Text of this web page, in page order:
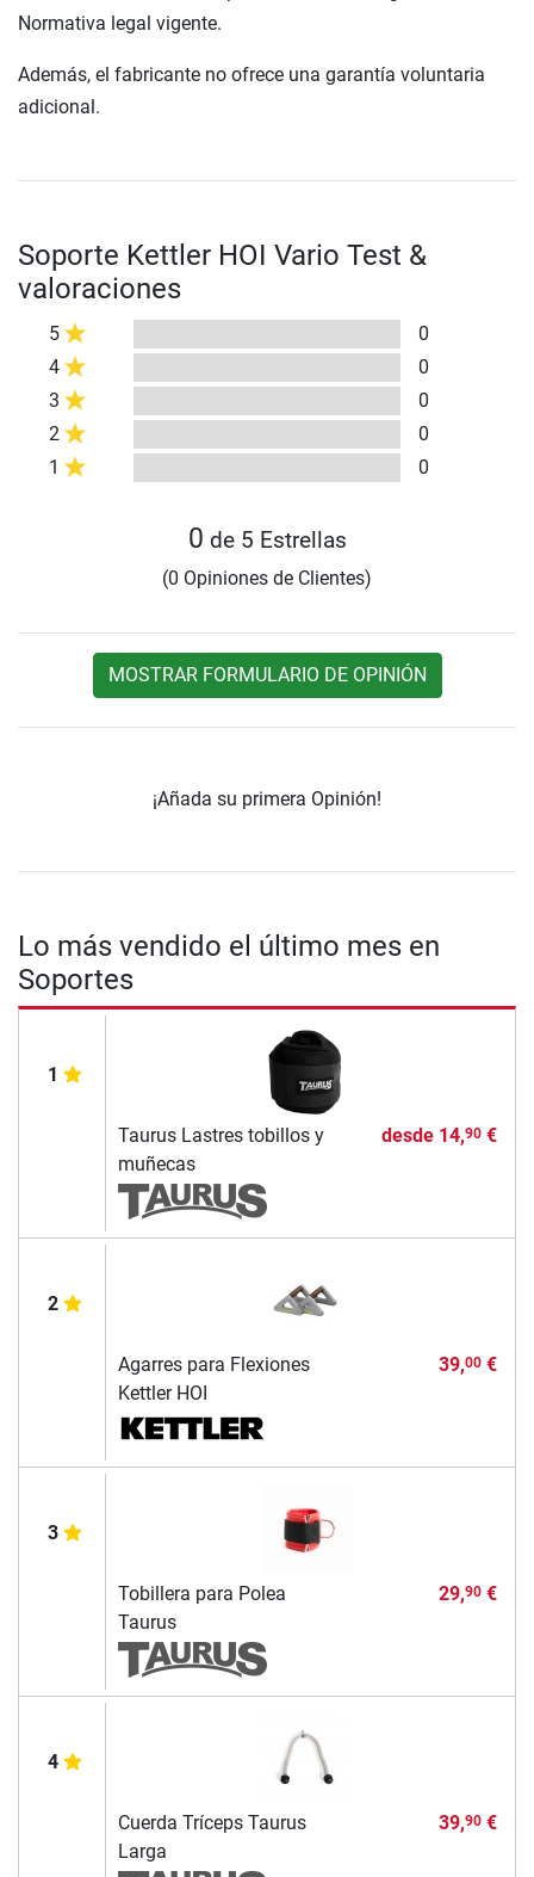
Normativa legal vigente.
Además, el fabricante no ofrece una garantía voluntaria
adicional.
Soporte Kettler HOI Vario Test &
valoraciones
5
0
4
0
3
0
2
0
1
0
0 de 5 Estrellas
(0 Opiniones de Clientes)
MOSTRAR FORMULARIO DE OPINIÓN
¡Añada su primera Opinión!
Lo más vendido el último mes en
Soportes
1
Taurus Lastres tobillos y
muñecas
desde 14,90€
2
Agarres para Flexiones
Kettler HOI
39,00€
3
Tobillera para Polea
Taurus
29,90€
4
Cuerda Tríceps Taurus
Larga
39,90€